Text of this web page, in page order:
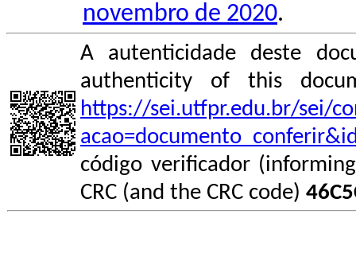
novembro de 2020.
A autenticidade deste
authenticity of this
https://sei.utfpr.edu.br/sei/
código verificador
CRC (and the CRC code)